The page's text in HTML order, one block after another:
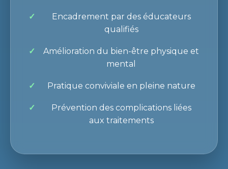
Encadrement par des éducateurs
qualifiés
Amélioration du bien-être physique et
mental
Pratique conviviale en pleine nature
Prévention des complications liées
aux traitements